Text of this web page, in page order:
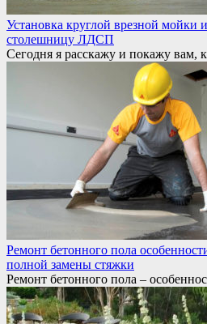
Установка круглой врезной мойки
столешницу ЛДСП
Сегодня я расскажу и покажу вам,
Ремонт бетонного пола
полной замены стяжки
Ремонт бетонного пола –